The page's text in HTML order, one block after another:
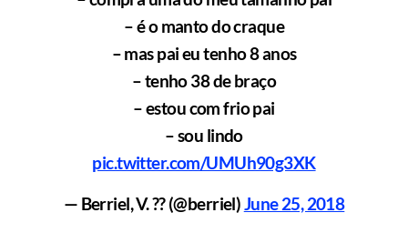
– é o manto do craque
– mas pai eu tenho 8 anos
– tenho 38 de braço
– estou com frio pai
– sou lindo
pic.twitter.com/UMUh90g3XK
— Berriel, V. ?? (@berriel)June 25, 2018